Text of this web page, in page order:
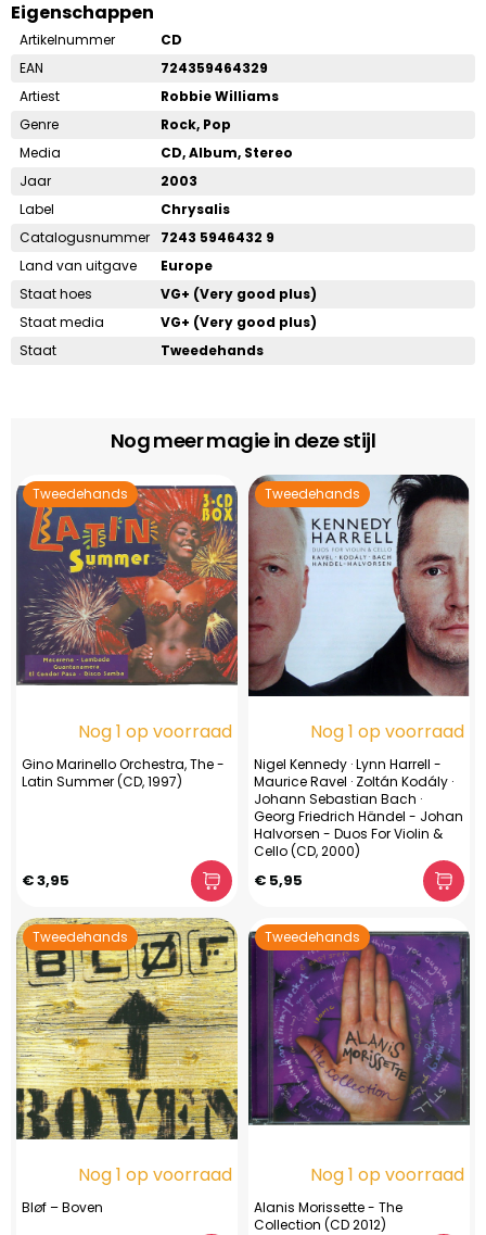
Eigenschappen
Artikelnummer
CD
EAN
724359464329
Artiest
Robbie Williams
Genre
Rock, Pop
Media
CD, Album, Stereo
Jaar
2003
Label
Chrysalis
Catalogusnummer
7243 5946432 9
Land van uitgave
Europe
Staat hoes
VG+ (Very good plus)
Staat media
VG+ (Very good plus)
Staat
Tweedehands
Nog meer magie in deze stijl
Tweedehands
Nog 1 op voorraad
Gino Marinello Orchestra, The -
Latin Summer (CD, 1997)
€ 3,95
Tweedehands
Nog 1 op voorraad
Nigel Kennedy · Lynn Harrell -
Maurice Ravel · Zoltán Kodály ·
Johann Sebastian Bach ·
Georg Friedrich Händel - Johan
Halvorsen - Duos For Violin &
Cello (CD, 2000)
€ 5,95
Tweedehands
Nog 1 op voorraad
Bløf – Boven
Tweedehands
Nog 1 op voorraad
Alanis Morissette - The
Collection (CD 2012)